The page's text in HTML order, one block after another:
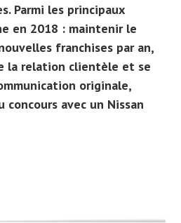
Parmi les principaux
en 2018 : maintenir le
franchises par an,
la relation clientèle et se
originale,
avec un Nissan